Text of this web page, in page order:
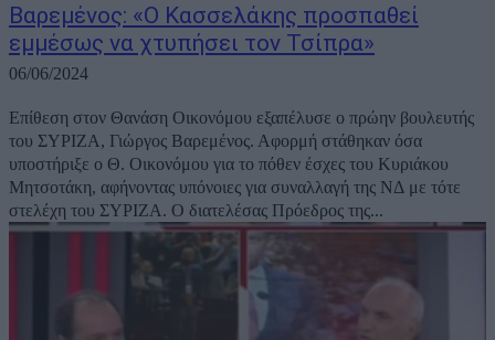
Βαρεμένος: «Ο Κασσελάκης προσπαθεί
εμμέσως να χτυπήσει τον Τσίπρα»
06/06/2024
Eπίθεση στον Θανάση Οικονόμου εξαπέλυσε ο πρώην βουλευτής
του ΣΥΡΙΖΑ, Γιώργος Βαρεμένος. Αφορμή στάθηκαν όσα
υποστήριξε ο Θ. Οικονόμου για το πόθεν έσχες του Κυριάκου
Μητσοτάκη, αφήνοντας υπόνοιες για συναλλαγή της ΝΔ με τότε
στελέχη του ΣΥΡΙΖΑ. Ο διατελέσας Πρόεδρος της...